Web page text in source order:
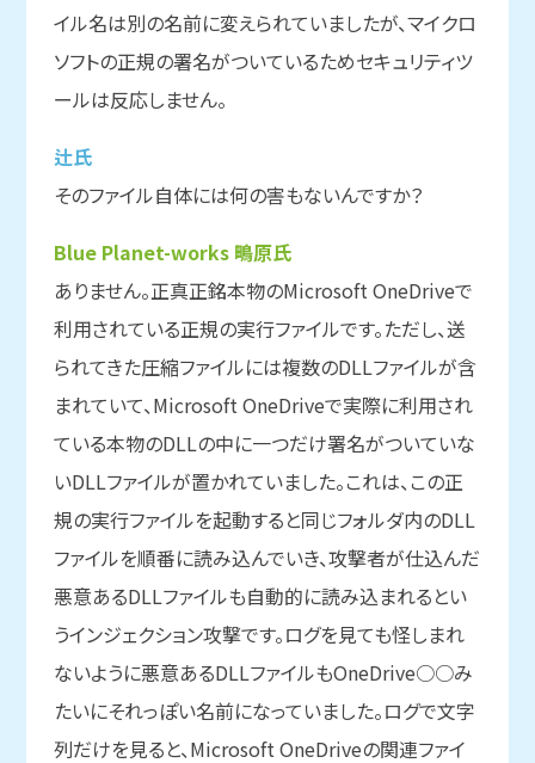
イル名は別の名前に変えられていましたが、マイクロ
ソフトの正規の署名がついているためセキュリティツ
ールは反応しません。
辻氏
そのファイル自体には何の害もないんですか？
Blue Planet-works 鴫原氏
ありません。正真正銘本物のMicrosoft OneDriveで
利用されている正規の実行ファイルです。ただし、送
られてきた圧縮ファイルには複数のDLLファイルが含
まれていて、Microsoft OneDriveで実際に利用され
ている本物のDLLの中に一つだけ署名がついていな
いDLLファイルが置かれていました。これは、この正
規の実行ファイルを起動すると同じフォルダ内のDLL
ファイルを順番に読み込んでいき、攻撃者が仕込んだ
悪意あるDLLファイルも自動的に読み込まれるとい
うインジェクション攻撃です。ログを見ても怪しまれ
ないように悪意あるDLLファイルもOneDrive○○み
たいにそれっぽい名前になっていました。ログで文字
列だけを見ると、Microsoft OneDriveの関連ファイ